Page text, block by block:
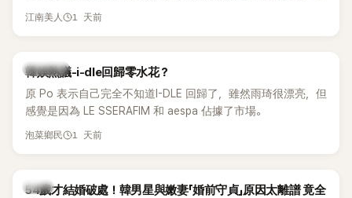
另一半的口臭、便便臭都要愛」這種說法，更大方表明自己是不
江南美人 1 天前
熱議討論
韓娛熱議-i-dle回歸零水花？
原 Po 表示自己完全不知道I-DLE 回歸了，雖然雨琦很漂亮，但
感覺是因為 LE SSERAFIM 和 aespa 佔據了市場。
泡菜鄉民 1 天前
韓星
54歲才結婚破處！韓男星與嫩妻「婚前守貞」原因太離譜 竟全